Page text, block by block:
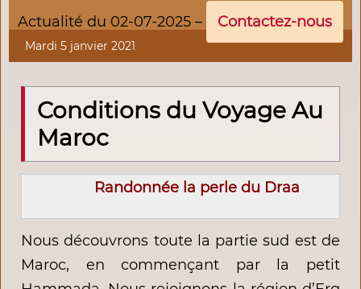
Actualité du 02-07-2025 – Contactez-nous
Mardi 5 janvier 2021
Conditions du Voyage Au
Maroc
Randonnée la perle du Draa
Nous découvrons toute la partie sud est de
Maroc, en commençant par la petit